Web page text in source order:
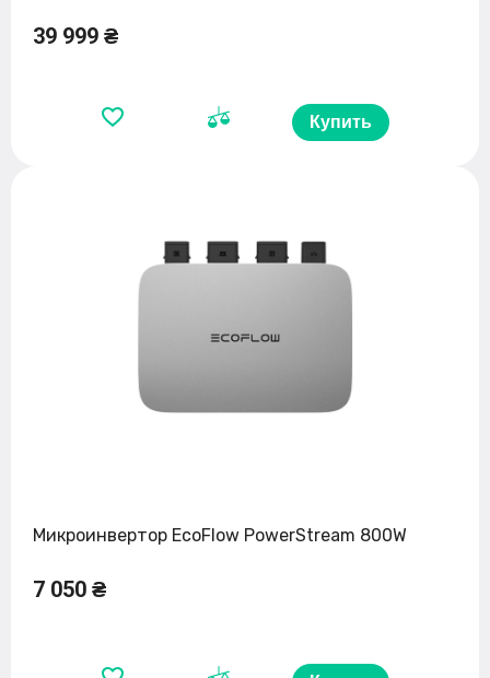
39 999 ₴
Купить
Микроинвертор EcoFlow PowerStream 800W
7 050 ₴